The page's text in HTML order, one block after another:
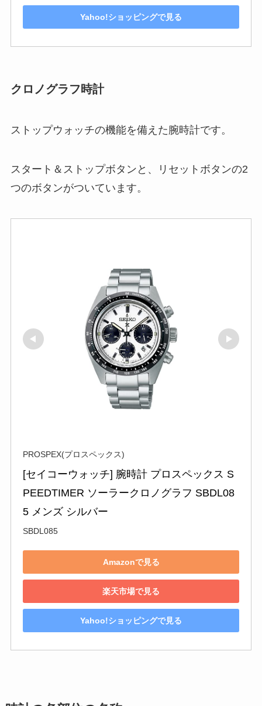
Yahoo!ショッピングで見る
クロノグラフ時計
ストップウォッチの機能を備えた腕時計です。
スタート＆ストップボタンと、リセットボタンの2
つのボタンがついています。
PROSPEX(プロスペックス)
[セイコーウォッチ] 腕時計 プロスペックス S
PEEDTIMER ソーラークロノグラフ SBDL08
5 メンズ シルバー
SBDL085
Amazonで見る
楽天市場で見る
Yahoo!ショッピングで見る